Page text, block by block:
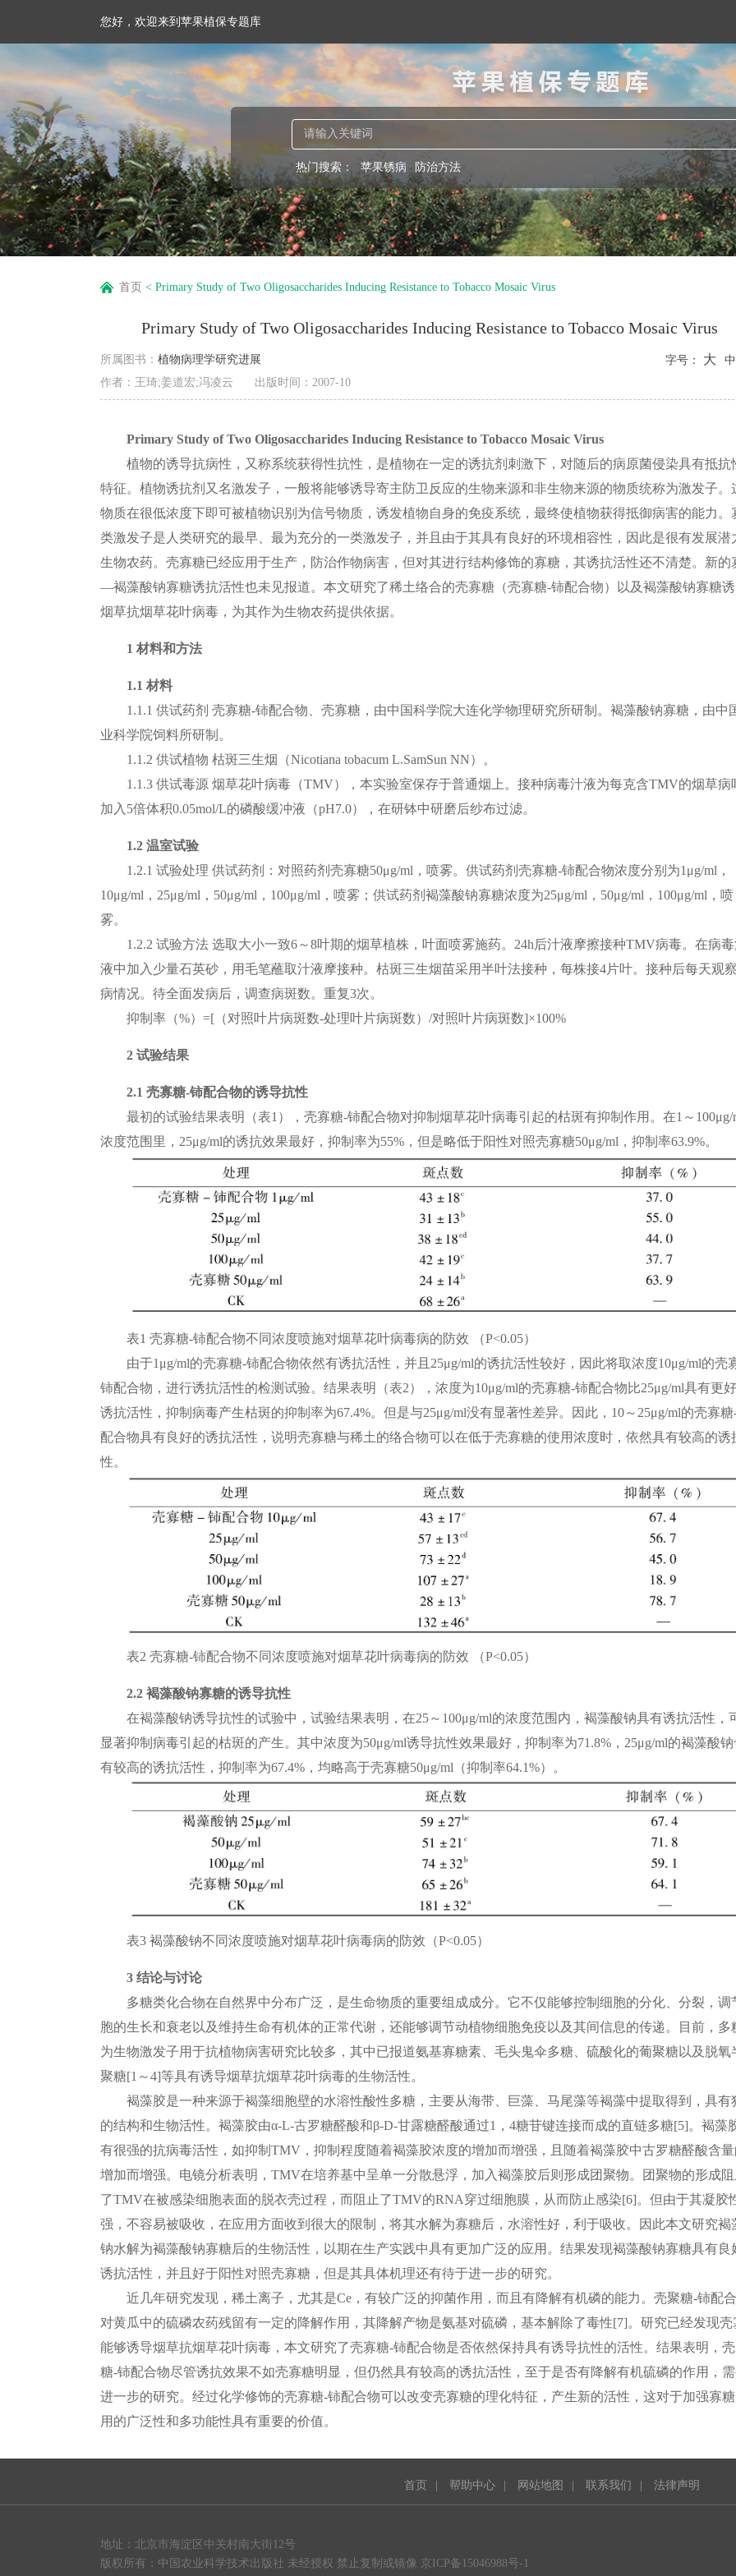
您好，欢迎来到苹果植保专题库
苹果植保专题库
热门搜索： 苹果锈病 防治方法
首页 < Primary Study of Two Oligosaccharides Inducing Resistance to Tobacco Mosaic Virus
Primary Study of Two Oligosaccharides Inducing Resistance to Tobacco Mosaic Virus
所属图书： 植物病理学研究进展
作者：王琦;姜道宏;冯凌云
出版时间：2007-10
字号： 大 中
Primary Study of Two Oligosaccharides Inducing Resistance to Tobacco Mosaic Virus
植物的诱导抗病性，又称系统获得性抗性，是植物在一定的诱抗剂刺激下，对随后的病原菌侵染具有抵抗
特征。植物诱抗剂又名激发子，一般将能够诱导寄主防卫反应的生物来源和非生物来源的物质统称为激发子。
物质在很低浓度下即可被植物识别为信号物质，诱发植物自身的免疫系统，最终使植物获得抵御病害的能力。
类激发子是人类研究的最早、最为充分的一类激发子，并且由于其具有良好的环境相容性，因此是很有发展潜
生物农药。壳寡糖已经应用于生产，防治作物病害，但对其进行结构修饰的寡糖，其诱抗活性还不清楚。新的
—褐藻酸钠寡糖诱抗活性也未见报道。本文研究了稀土络合的壳寡糖（壳寡糖-铈配合物）以及褐藻酸钠寡糖
烟草抗烟草花叶病毒，为其作为生物农药提供依据。
1 材料和方法
1.1 材料
1.1.1 供试药剂 壳寡糖-铈配合物、壳寡糖，由中国科学院大连化学物理研究所研制。褐藻酸钠寡糖，由中
业科学院饲料所研制。
1.1.2 供试植物 枯斑三生烟（Nicotiana tobacum L.SamSun NN）。
1.1.3 供试毒源 烟草花叶病毒（TMV），本实验室保存于普通烟上。接种病毒汁液为每克含TMV的烟草病
加入5倍体积0.05mol/L的磷酸缓冲液（pH7.0），在研钵中研磨后纱布过滤。
1.2 温室试验
1.2.1 试验处理 供试药剂：对照药剂壳寡糖50μg/ml，喷雾。供试药剂壳寡糖-铈配合物浓度分别为1μg/ml，
10μg/ml，25μg/ml，50μg/ml，100μg/ml，喷雾；供试药剂褐藻酸钠寡糖浓度为25μg/ml，50μg/ml，100μg/ml，喷
雾。
1.2.2 试验方法 选取大小一致6～8叶期的烟草植株，叶面喷雾施药。24h后汁液摩擦接种TMV病毒。在病
液中加入少量石英砂，用毛笔蘸取汁液摩接种。枯斑三生烟苗采用半叶法接种，每株接4片叶。接种后每天观
病情况。待全面发病后，调查病斑数。重复3次。
抑制率（%）=[（对照叶片病斑数-处理叶片病斑数）/对照叶片病斑数]×100%
2 试验结果
2.1 壳寡糖-铈配合物的诱导抗性
最初的试验结果表明（表1），壳寡糖-铈配合物对抑制烟草花叶病毒引起的枯斑有抑制作用。在1～100μg/
浓度范围里，25μg/ml的诱抗效果最好，抑制率为55%，但是略低于阳性对照壳寡糖50μg/ml，抑制率63.9%。
表1 壳寡糖-铈配合物不同浓度喷施对烟草花叶病毒病的防效 （P<0.05）
由于1μg/ml的壳寡糖-铈配合物依然有诱抗活性，并且25μg/ml的诱抗活性较好，因此将取浓度10μg/ml的壳
铈配合物，进行诱抗活性的检测试验。结果表明（表2），浓度为10μg/ml的壳寡糖-铈配合物比25μg/ml具有更
诱抗活性，抑制病毒产生枯斑的抑制率为67.4%。但是与25μg/ml没有显著性差异。因此，10～25μg/ml的壳寡糖
配合物具有良好的诱抗活性，说明壳寡糖与稀土的络合物可以在低于壳寡糖的使用浓度时，依然具有较高的诱
性。
表2 壳寡糖-铈配合物不同浓度喷施对烟草花叶病毒病的防效 （P<0.05）
2.2 褐藻酸钠寡糖的诱导抗性
在褐藻酸钠诱导抗性的试验中，试验结果表明，在25～100μg/ml的浓度范围内，褐藻酸钠具有诱抗活性，
显著抑制病毒引起的枯斑的产生。其中浓度为50μg/ml诱导抗性效果最好，抑制率为71.8%，25μg/ml的褐藻酸
有较高的诱抗活性，抑制率为67.4%，均略高于壳寡糖50μg/ml（抑制率64.1%）。
表3 褐藻酸钠不同浓度喷施对烟草花叶病毒病的防效（P<0.05）
3 结论与讨论
多糖类化合物在自然界中分布广泛，是生命物质的重要组成成分。它不仅能够控制细胞的分化、分裂，调
胞的生长和衰老以及维持生命有机体的正常代谢，还能够调节动植物细胞免疫以及其间信息的传递。目前，多
为生物激发子用于抗植物病害研究比较多，其中已报道氨基寡糖素、毛头鬼伞多糖、硫酸化的葡聚糖以及脱氧
聚糖[1 ～4]等具有诱导烟草抗烟草花叶病毒的生物活性。
褐藻胶是一种来源于褐藻细胞壁的水溶性酸性多糖，主要从海带、巨藻、马尾藻等褐藻中提取得到，具有
的结构和生物活性。褐藻胶由α-L-古罗糖醛酸和β-D-甘露糖醛酸通过1，4糖苷键连接而成的直链多糖[5]。褐藻
有很强的抗病毒活性，如抑制TMV，抑制程度随着褐藻胶浓度的增加而增强，且随着褐藻胶中古罗糖醛酸含
增加而增强。电镜分析表明，TMV在培养基中呈单一分散悬浮，加入褐藻胶后则形成团聚物。团聚物的形成
了TMV在被感染细胞表面的脱衣壳过程，而阻止了TMV的RNA穿过细胞膜，从而防止感染[6]。但由于其凝胶
强，不容易被吸收，在应用方面收到很大的限制，将其水解为寡糖后，水溶性好，利于吸收。因此本文研究褐
钠水解为褐藻酸钠寡糖后的生物活性，以期在生产实践中具有更加广泛的应用。结果发现褐藻酸钠寡糖具有良
诱抗活性，并且好于阳性对照壳寡糖，但是其具体机理还有待于进一步的研究。
近几年研究发现，稀土离子，尤其是Ce，有较广泛的抑菌作用，而且有降解有机磷的能力。壳聚糖-铈配
对黄瓜中的硫磷农药残留有一定的降解作用，其降解产物是氨基对硫磷，基本解除了毒性[7]。研究已经发现壳
能够诱导烟草抗烟草花叶病毒，本文研究了壳寡糖-铈配合物是否依然保持具有诱导抗性的活性。结果表明，
糖-铈配合物尽管诱抗效果不如壳寡糖明显，但仍然具有较高的诱抗活性，至于是否有降解有机硫磷的作用，
进一步的研究。经过化学修饰的壳寡糖-铈配合物可以改变壳寡糖的理化特征，产生新的活性，这对于加强寡
用的广泛性和多功能性具有重要的价值。
果树病
首页 帮助中心 网站地图 联系我们 法律声明
地址：北京市海淀区中关村南大街12号
版权所有： 中国农业科学技术出版社 未经授权 禁止复制或镜像 京ICP备15046988号-1